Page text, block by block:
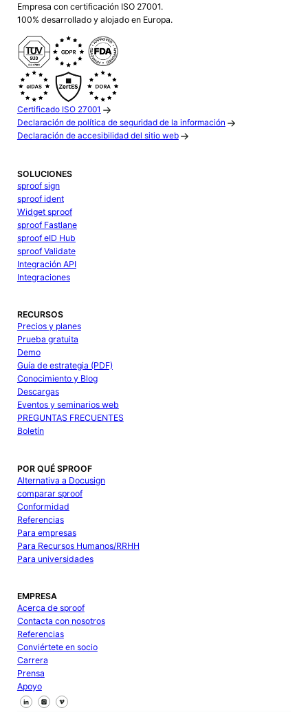
Empresa con certificación ISO 27001.
100% desarrollado y alojado en Europa.
Certificado ISO 27001
Declaración de política de seguridad de la información
Declaración de accesibilidad del sitio web
SOLUCIONES
sproof sign
sproof ident
Widget sproof
sproof Fastlane
sproof eID Hub
sproof Validate
Integración API
Integraciones
RECURSOS
Precios y planes
Prueba gratuita
Demo
Guía de estrategia (PDF)
Conocimiento y Blog
Descargas
Eventos y seminarios web
PREGUNTAS FRECUENTES
Boletín
POR QUÉ SPROOF
Alternativa a Docusign
comparar sproof
Conformidad
Referencias
Para empresas
Para Recursos Humanos/RRHH
Para universidades
EMPRESA
Acerca de sproof
Contacta con nosotros
Referencias
Conviértete en socio
Carrera
Prensa
Apoyo
Síguenos en Facebook
Síguenos en X
Síguenos en LinkedIn